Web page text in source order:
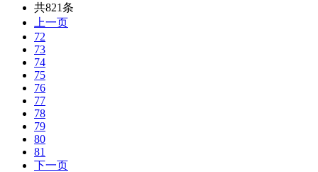
共821条
上一页
72
73
74
75
76
77
78
79
80
81
下一页